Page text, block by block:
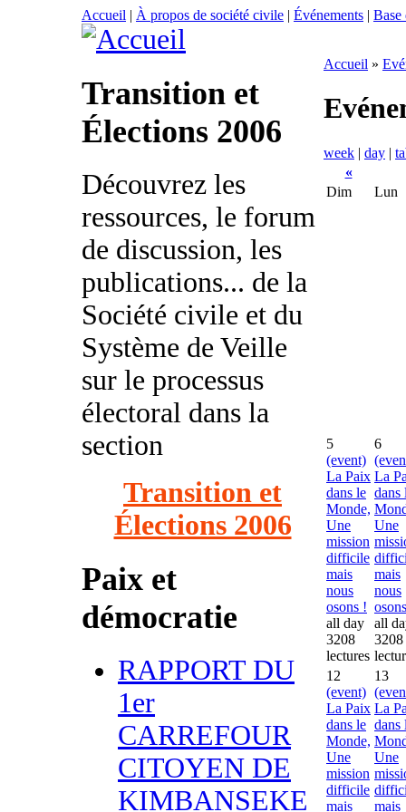
Accueil | À propos de société civile | Événements | Base
Transition et
Élections 2006
Découvrez les
ressources, le forum
de discussion, les
publications... de la
Société civile et du
Système de Veille
sur le processus
électoral dans la
section
Transition et
Élections 2006
Paix et
démocratie
RAPPORT DU
1er
CARREFOUR
CITOYEN DE
KIMBANSEKE
Accueil »
week | day |
«
Dim
Lun
5
(event)
La Paix
dans le
Monde,
Une
mission
difficile
mais
nous
osons !
all day
3208
lectures
6
La
dans
Une
mais
nous
all
3208
12
(event)
La Paix
dans le
Monde,
Une
mission
difficile
mais
13
La
dans
Une
mais